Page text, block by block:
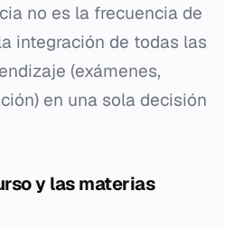
no es la frecuencia de
integración de todas las
(exámenes,
en una sola decisión
y las materias